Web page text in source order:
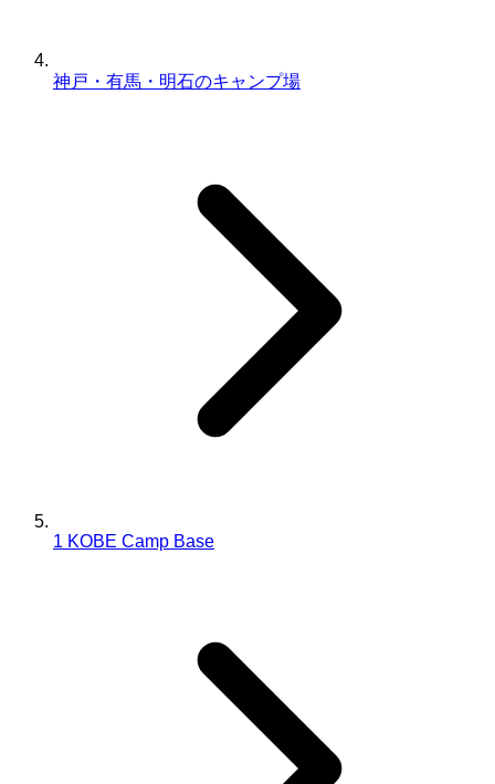
神戸・有馬・明石のキャンプ場
1 KOBE Camp Base